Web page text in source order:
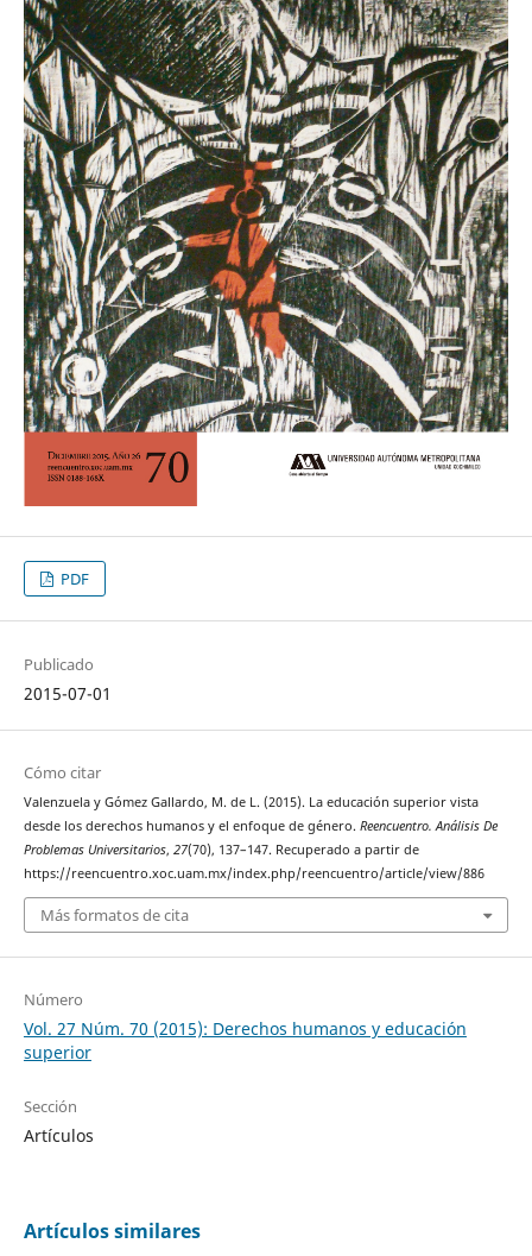
PDF
Publicado
2015-07-01
Cómo citar
Valenzuela y Gómez Gallardo, M. de L. (2015). La educación superior vista
desde los derechos humanos y el enfoque de género. Reencuentro. Análisis De
Problemas Universitarios, 27(70), 137–147. Recuperado a partir de
https://reencuentro.xoc.uam.mx/index.php/reencuentro/article/view/886
Más formatos de cita
Número
Vol. 27 Núm. 70 (2015): Derechos humanos y educación
superior
Sección
Artículos
Artículos similares